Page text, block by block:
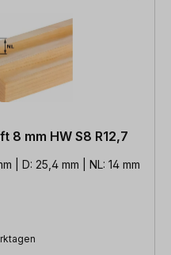
8 mm HW S8 R12,7
| D: 25,4 mm | NL: 14 mm